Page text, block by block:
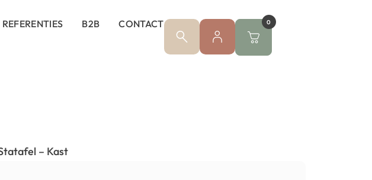
REFERENTIES B2B CONTACT 0
– Kast